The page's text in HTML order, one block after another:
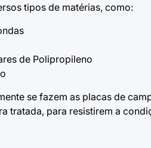
tipos de matérias, como:
de Polipropileno
se fazem as placas de
tratada, para resistirem a